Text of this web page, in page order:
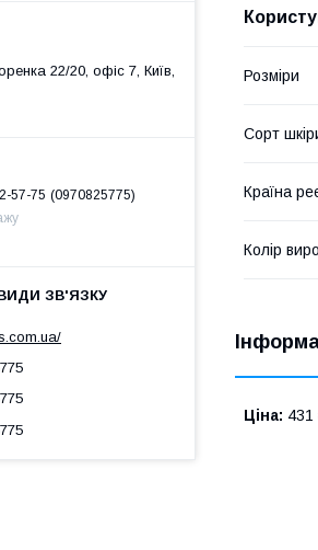
Розміри
Сорт
Країна
Колір
Ціна: 431
22/20, офіс 7, Київ,
57-75
0970825775